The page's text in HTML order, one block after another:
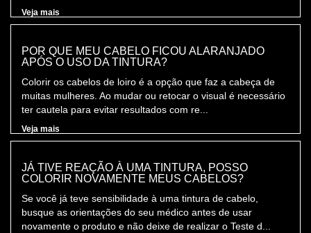
Veja mais
POR QUE MEU CABELO FICOU ALARANJADO
APÓS O USO DA TINTURA?
Colorir os cabelos de loiro é a opção que faz a cabeça de
muitas mulheres. Ao mudar ou retocar o visual é necessário
ter cautela para evitar resultados com re...
Veja mais
JÁ TIVE REAÇÃO À UMA TINTURA, POSSO
COLORIR NOVAMENTE MEUS CABELOS?
Se você já teve sensibilidade à uma tintura de cabelo,
busque as orientações do seu médico antes de usar
novamente o produto e não deixe de realizar o Teste d...